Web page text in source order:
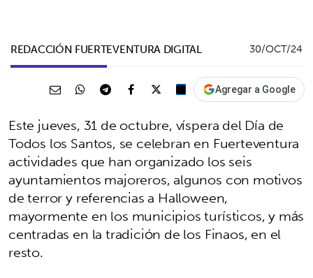
REDACCIÓN FUERTEVENTURA DIGITAL 30/OCT/24
Agregar a Google
Este jueves, 31 de octubre, víspera del Día de
Todos los Santos, se celebran en Fuerteventura
actividades que han organizado los seis
ayuntamientos majoreros, algunos con motivos
de terror y referencias a Halloween,
mayormente en los municipios turísticos, y más
centradas en la tradición de los Finaos, en el
resto.